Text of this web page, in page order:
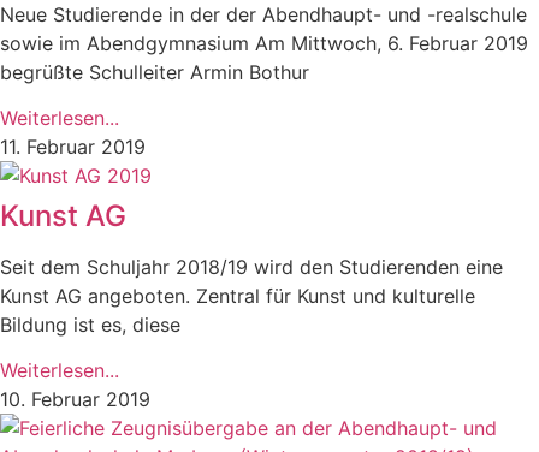
Neue Studierende in der der Abendhaupt- und -realschule
sowie im Abendgymnasium Am Mittwoch, 6. Februar 2019
begrüßte Schulleiter Armin Bothur
Weiterlesen...
11. Februar 2019
Kunst AG
Seit dem Schuljahr 2018/19 wird den Studierenden eine
Kunst AG angeboten. Zentral für Kunst und kulturelle
Bildung ist es, diese
Weiterlesen...
10. Februar 2019